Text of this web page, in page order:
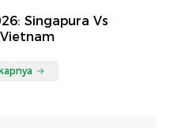
Singapura Vs